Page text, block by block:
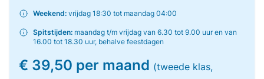
Weekend: vrijdag 18:30 tot maandag 04:00
Spitstijden: maandag t/m vrijdag van 6.30 tot 9.00 uur en van
16.00 tot 18.30 uur, behalve feestdagen
€ 39,50 per maand (tweede klas,